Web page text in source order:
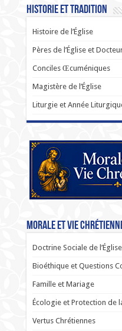
Historie et Tradition
Histoire de l’Église
Pères de l’Église et
Conciles Œcuméniques
Magistère de l’Église
Liturgie et Année
Morale et Vie
Doctrine Sociale de l’Église
Bioéthique et Questions
Famille et Mariage
Écologie et Protection de
Vertus Chrétiennes